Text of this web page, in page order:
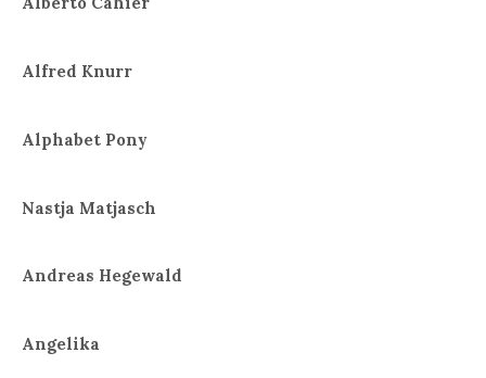
Alfred Knurr
Alphabet Pony
Nastja Matjasch
Andreas Hegewald
Angelika